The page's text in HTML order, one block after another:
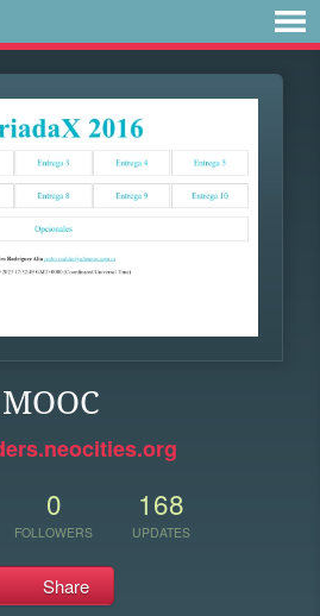
MOOC
0
FOLLOWERS
168
UPDATES
Share